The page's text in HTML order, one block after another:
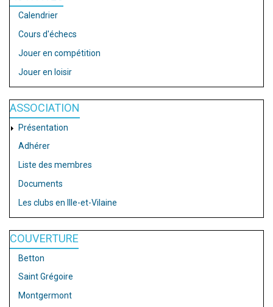
Calendrier
Cours d'échecs
Jouer en compétition
Jouer en loisir
ASSOCIATION
Présentation
Adhérer
Liste des membres
Documents
Les clubs en Ille-et-Vilaine
COUVERTURE
Betton
Saint Grégoire
Montgermont